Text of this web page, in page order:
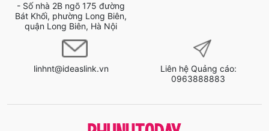
- Số nhà 2B ngõ 175 đường
Bát Khối, phường Long Biên,
quận Long Biên, Hà Nội
linhnt@ideaslink.vn
Liên hệ Quảng cáo:
0963888883